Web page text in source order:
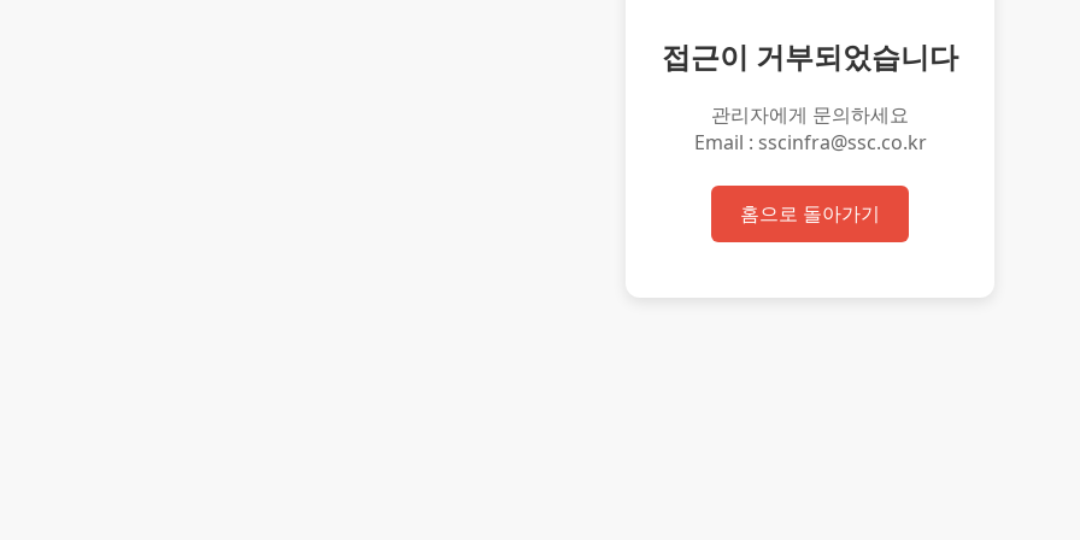
접근이 거부되었습니다
관리자에게 문의하세요
Email : sscinfra@ssc.co.kr
홈으로 돌아가기